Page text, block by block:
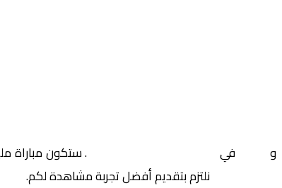
و في
. ستكون مباراة
نلتزم بتقديم أفضل تجربة مشاهدة لكم.